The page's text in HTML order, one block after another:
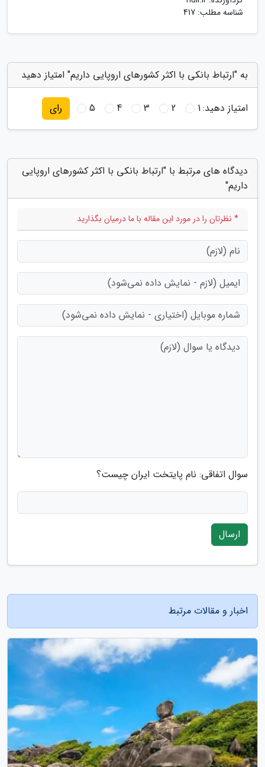
شناسه مطلب: 417
به "ارتباط بانکی با اکثر کشورهای اروپایی داریم" امتیاز دهید
امتیاز دهید:1
2
3
4
5 رای
دیدگاه های مرتبط با "ارتباط بانکی با اکثر کشورهای اروپایی
داریم"
* نظرتان را در مورد این مقاله با ما درمیان بگذارید
سوال اتفاقی: نام پایتخت ایران چیست؟
ارسال
اخبار و مقالات مرتبط